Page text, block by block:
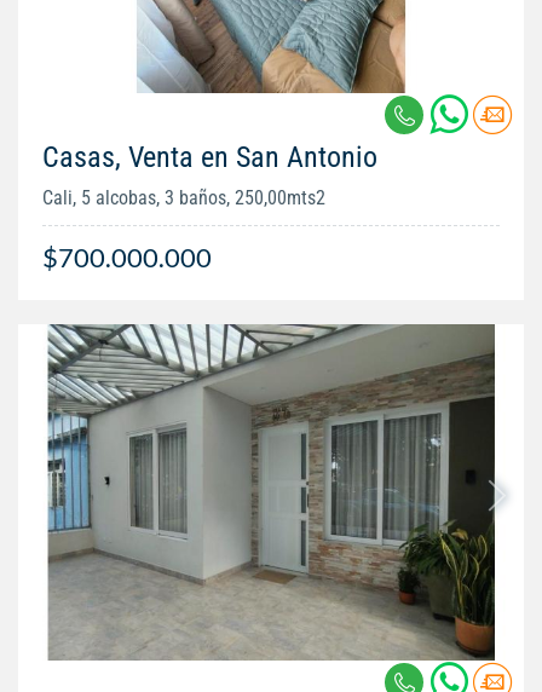
Casas, Venta en San Antonio
Cali, 5 alcobas, 3 baños, 250,00mts2
$700.000.000